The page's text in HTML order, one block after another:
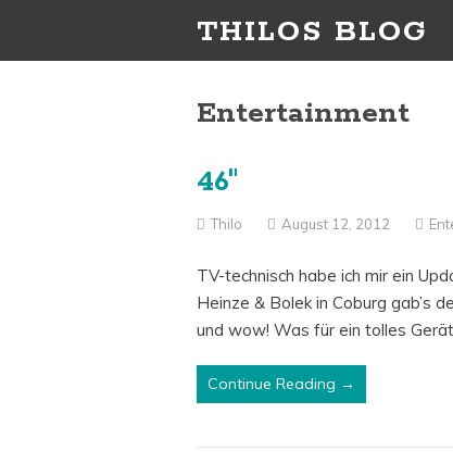
THILOS BLOG
Entertainment
46″
Thilo August 12, 2012
TV-technisch habe ich mir ein
Heinze & Bolek in Coburg gab’s
und wow! Was für ein tolles
Continue Reading →